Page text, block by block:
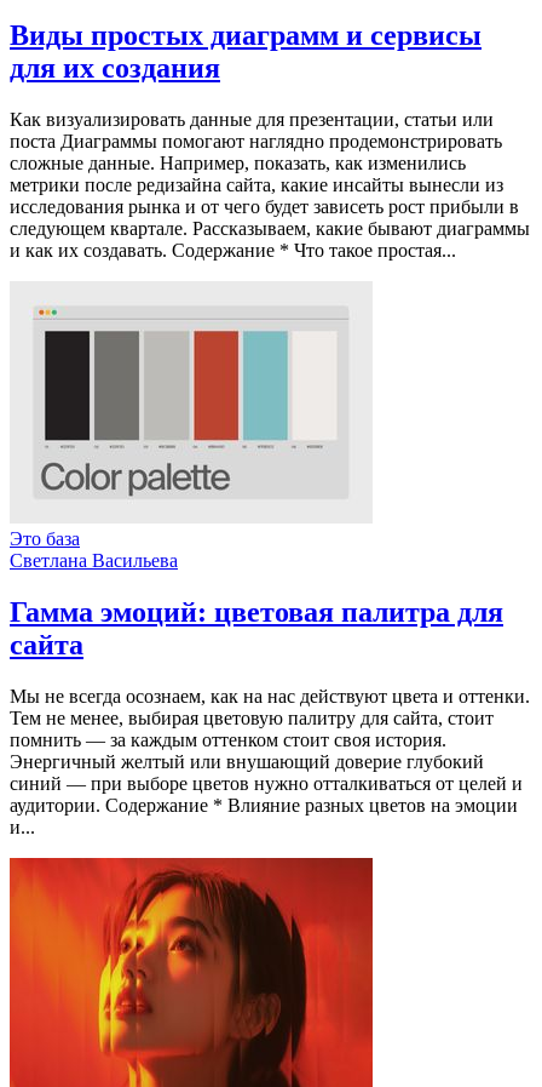
Виды простых диаграмм и сервисы
для их создания
Как визуализировать данные для презентации, статьи или
поста Диаграммы помогают наглядно продемонстрировать
сложные данные. Например, показать, как изменились
метрики после редизайна сайта, какие инсайты вынесли из
исследования рынка и от чего будет зависеть рост прибыли в
следующем квартале. Рассказываем, какие бывают диаграммы
и как их создавать. Содержание * Что такое простая...
Это база
Светлана Васильева
Гамма эмоций: цветовая палитра для
сайта
Мы не всегда осознаем, как на нас действуют цвета и оттенки.
Тем не менее, выбирая цветовую палитру для сайта, стоит
помнить — за каждым оттенком стоит своя история.
Энергичный желтый или внушающий доверие глубокий
синий — при выборе цветов нужно отталкиваться от целей и
аудитории. Содержание * Влияние разных цветов на эмоции
и...